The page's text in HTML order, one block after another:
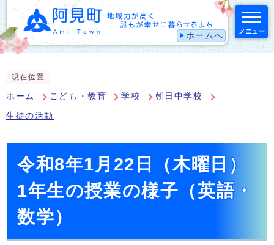
ホームへ メニュー
現在位置
ホーム こども・教育 学校 朝日中学校
生徒の活動
令和8年1月22日（木曜日）
1年生の授業の様子（英語・
数学）